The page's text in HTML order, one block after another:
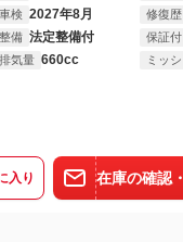
車検 2027年8月 修復歴
整備 法定整備付 保証付
排気量 660cc ミッ
入り 在庫の確認